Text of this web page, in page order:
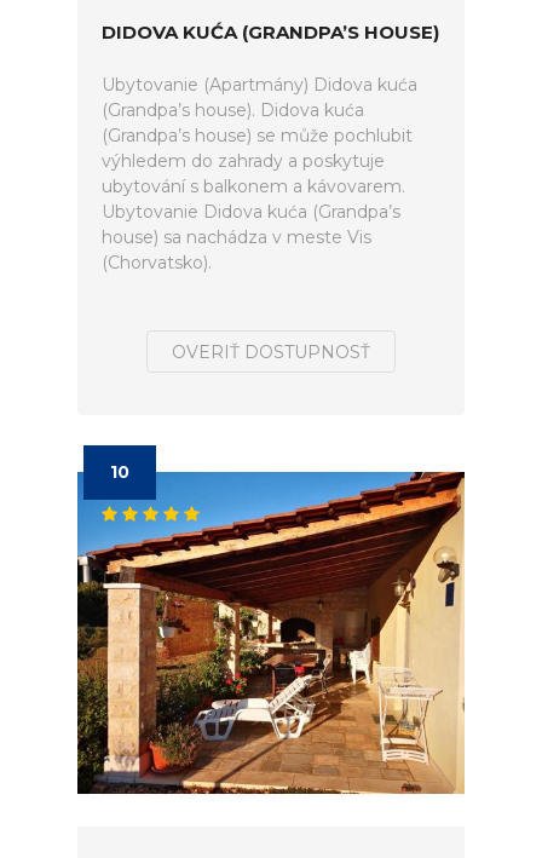
DIDOVA KUĆA (GRANDPA’S HOUSE)
Ubytovanie (Apartmány) Didova kuća
(Grandpa’s house). Didova kuća
(Grandpa’s house) se může pochlubit
výhledem do zahrady a poskytuje
ubytování s balkonem a kávovarem.
Ubytovanie Didova kuća (Grandpa’s
house) sa nachádza v meste Vis
(Chorvatsko).
OVERIŤ DOSTUPNOSŤ
10